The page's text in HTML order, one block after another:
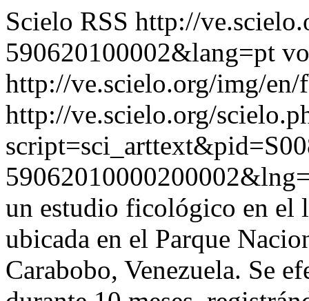
Scielo RSS http://
590620100002&lang=pt
http://ve.scielo.org/img/
http://ve.scielo.org/
un estudio ficológico en el
ubicada en el Parque
Carabobo, Venezuela. Se